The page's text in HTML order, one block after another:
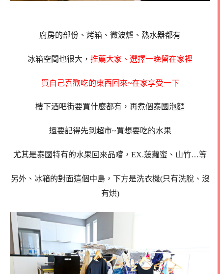
廚房的部份、烤箱、微波爐、熱水器都有
冰箱空間也很大， 推薦大家、選擇一晚留在家裡
買自己喜歡吃的東西回來~在家享受一下
樓下酒吧街要買什麼都有，再煮個泰國泡麵
還要記得先到超市~買想要吃的水果
尤其是泰國特有的水果回來品嚐，EX.菠蘿蜜、山竹…等
另外、冰箱的對面這個中島，下方是洗衣機(只有洗脫、沒
有烘)